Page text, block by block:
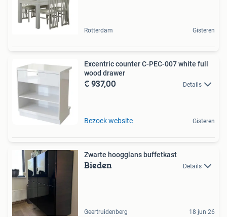
Rotterdam Gisteren
Excentric counter C-PEC-007 white full
wood drawer
€ 937,00 Details
Bezoek website Gisteren
Zwarte hoogglans buffetkast
Bieden Details
Geertruidenberg 18 jun 26